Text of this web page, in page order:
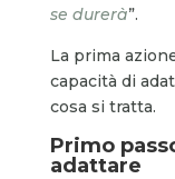
se durerà”.
La prima
capacità di
cosa si tratta.
Primo
adattare